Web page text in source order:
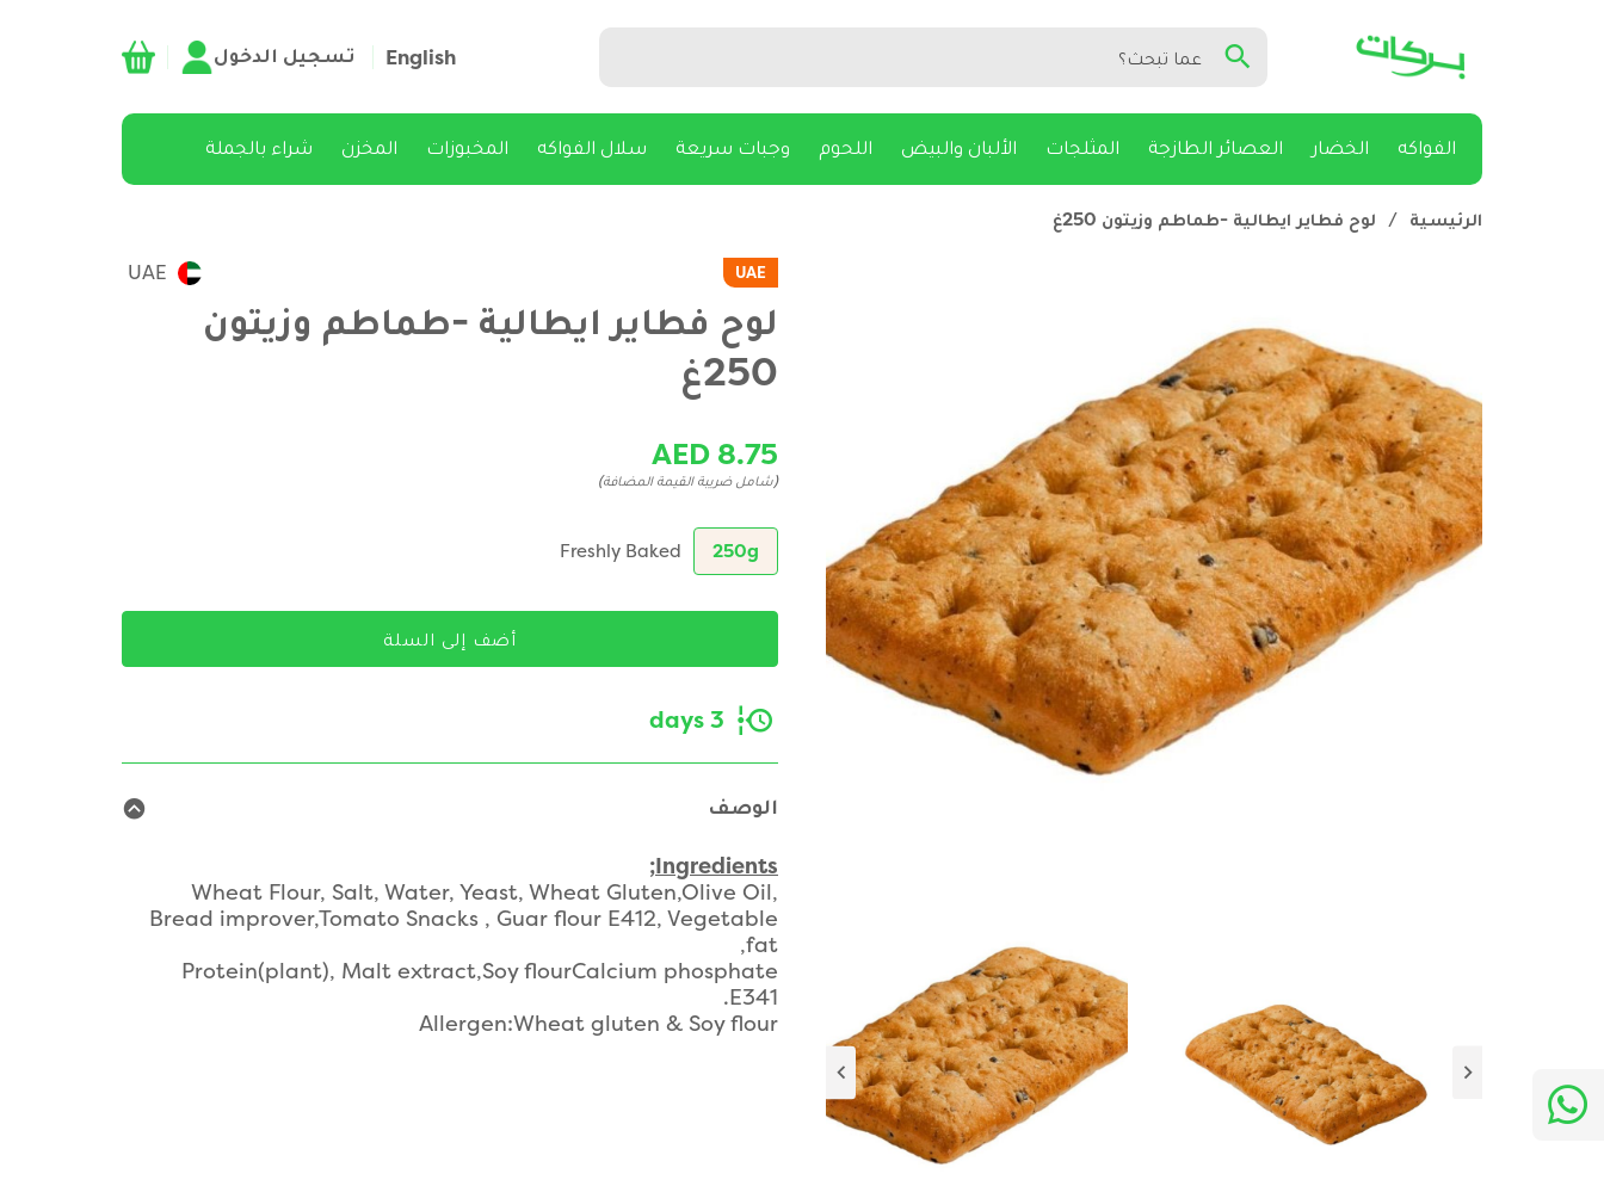
English تسجيل الدخول
الفواكه الخضار العصائر الطازجة المثلجات الألبان والبيض اللحوم وجبات سريعة سلال الفواكه المخبوزات المخزن شراء بالجملة
الرئيسية / لوح فطاير ايطالية -طماطم وزيتون 250غ
UAE
UAE
لوح فطاير ايطالية -طماطم وزيتون
250غ
AED 8.75
(شامل ضريبة القيمة المضافة)
250g
Freshly Baked
أضف إلى السلة
3 days
الوصف
Ingredients;
Wheat Flour, Salt, Water, Yeast, Wheat Gluten,Olive Oil,
Bread improver,Tomato Snacks , Guar flour E412, Vegetable
fat,
Protein(plant), Malt extract,Soy flourCalcium phosphate
E341.
Allergen:Wheat gluten & Soy flour